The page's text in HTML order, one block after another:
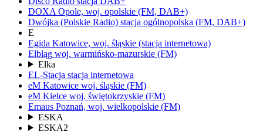
DOXA Opole, woj. opolskie (FM, DAB+)
Dwójka (Polskie Radio) stacja ogólnopolska (FM, DAB+)
E
Egida Katowice, woj. śląskie (stacja internetowa)
Elbląg woj. warmińsko-mazurskie (FM)
Elka
EL-Stacja stacja internetowa
eM Katowice woj. śląskie (FM)
eM Kielce woj. świętokrzyskie (FM)
Emaus Poznań, woj. wielkopolskie (FM)
ESKA
ESKA2